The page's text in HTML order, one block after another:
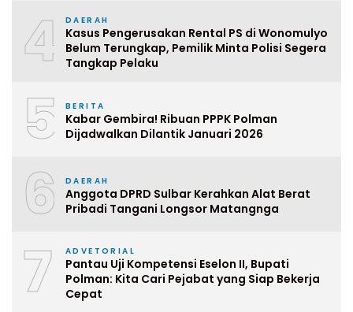
4 DAERAH
Kasus Pengerusakan Rental PS di Wonomulyo
Belum Terungkap, Pemilik Minta Polisi Segera
Tangkap Pelaku
5 BERITA
Kabar Gembira! Ribuan PPPK Polman
Dijadwalkan Dilantik Januari 2026
6 DAERAH
Anggota DPRD Sulbar Kerahkan Alat Berat
Pribadi Tangani Longsor Matangnga
7 ADVETORIAL
Pantau Uji Kompetensi Eselon II, Bupati
Polman: Kita Cari Pejabat yang Siap Bekerja
Cepat